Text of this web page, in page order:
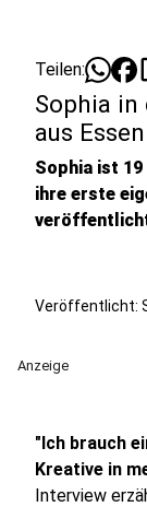
Teilen:
Sophia in
aus Essen
Sophia ist
ihre erste
Veröffentlicht:
Anzeige
"Ich brauch
Kreative in
Interview